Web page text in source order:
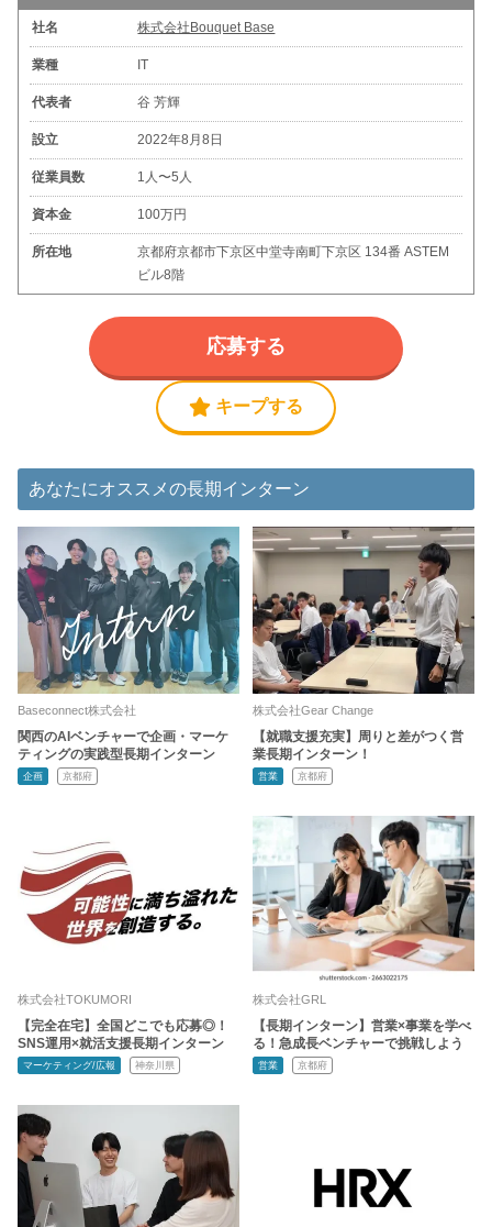
社名 株式会社Bouquet Base
業種 IT
代表者 谷 芳輝
設立 2022年8月8日
従業員数 1人〜5人
資本金 100万円
所在地
京都府京都市下京区中堂寺南町下京区 134番 ASTEM
ビル8階
キープする
応募する
あなたにオススメの長期インターン
Baseconnect株式会社
関西のAIベンチャーで企画・マーケ
ティングの実践型長期インターン
企画 京都府
株式会社Gear Change
【就職支援充実】周りと差がつく営
業長期インターン！
営業 京都府
株式会社TOKUMORI
【完全在宅】全国どこでも応募◎！
SNS運用×就活支援長期インターン
マーケティング/広報 神奈川県
株式会社GRL
【長期インターン】営業×事業を学べ
る！急成長ベンチャーで挑戦しよう
営業 京都府